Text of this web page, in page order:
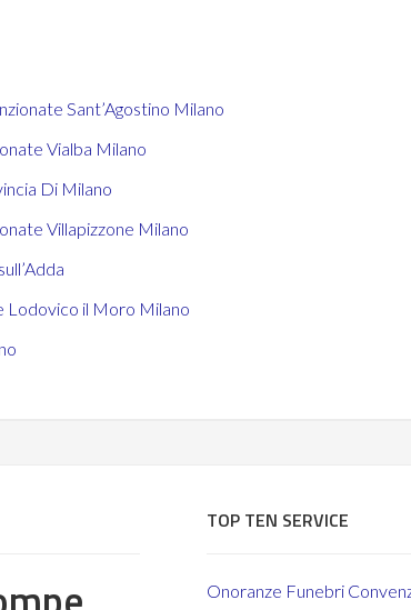
Sant’Agostino Milano
Vialba Milano
Di Milano
Villapizzone Milano
Lodovico il Moro Milano
TOP TEN SERVICE
Onoranze Funebri